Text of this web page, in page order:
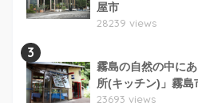
屋市
28239 views
3
霧島の自然の中に
所(キッチン)」霧島
23693 views